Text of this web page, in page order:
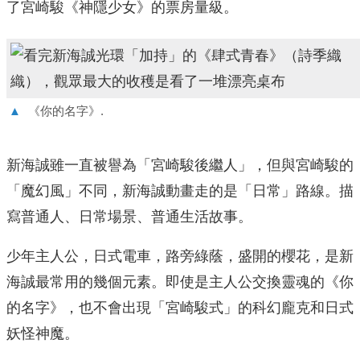
了宮崎駿《神隱少女》的票房量級。
▲ 《你的名字》.
新海誠雖一直被譽為「宮崎駿後繼人」，但與宮崎駿的
「魔幻風」不同，新海誠動畫走的是「日常」路線。描
寫普通人、日常場景、普通生活故事。
少年主人公，日式電車，路旁綠蔭，盛開的櫻花，是新
海誠最常用的幾個元素。即使是主人公交換靈魂的《你
的名字》，也不會出現「宮崎駿式」的科幻龐克和日式
妖怪神魔。